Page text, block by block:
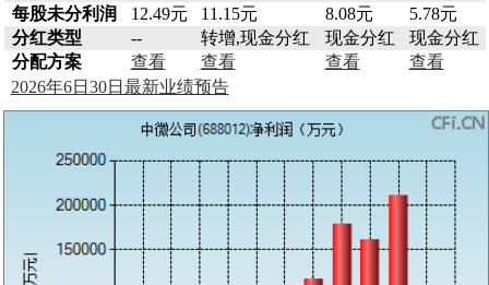
每股未分利润
12.49元 11.15元 8.08元
5.78元
分红类型
-- 转增,现金分红 现金分红
现金分红
分配方案
查看 查看 查看
查看
2026年6日30日最新业绩预告